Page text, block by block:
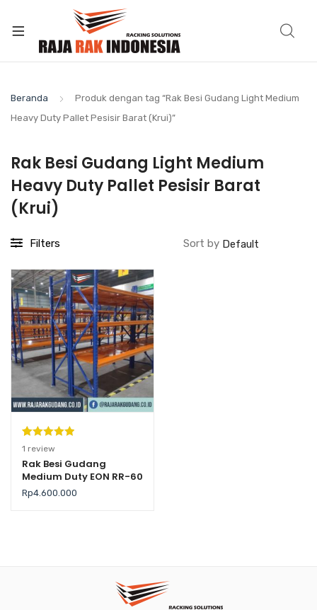
Beranda
Produk dengan tag “Rak Besi Gudang Light Medium
Heavy Duty Pallet Pesisir Barat (Krui)”
Rak Besi Gudang Light Medium
Heavy Duty Pallet Pesisir Barat
(Krui)
Filters Sort by
Peringkat
5.00dari 5
berdasarka
n
1
penilaian
1 review
Rak Besi Gudang
Medium Duty EON RR-60
Rp4.600.000